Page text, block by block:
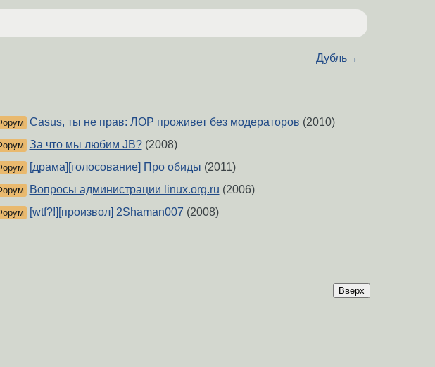
Дубль→
Casus, ты не прав: ЛОР проживет без модераторов (2010)
За что мы любим JB?(2008)
[драма][голосование] Про обиды (2011)
Вопросы администрации linux.org.ru (2006)
[wtf?!][произвол] 2Shaman007 (2008)
Вверх